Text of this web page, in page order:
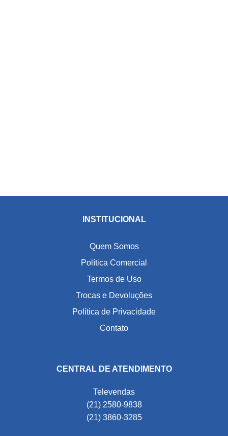
INSTITUCIONAL
Quem Somos
Política Comercial
Termos de Uso
Trocas e Devoluções
Política de Privacidade
Contato
CENTRAL DE ATENDIMENTO
Televendas
(21) 2580-9838
(21) 3860-3285